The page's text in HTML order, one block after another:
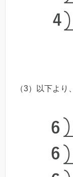
（3）以下より